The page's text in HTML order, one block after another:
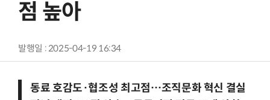
점 높아
발행일 : 2025-04-19 16:34
동료 호감도·협조성 최고점…조직문화 혁신 결실